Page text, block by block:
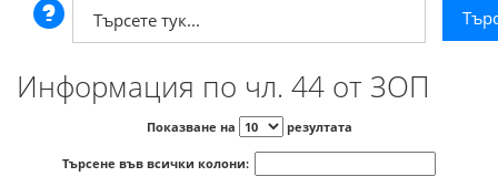
Информация по чл. 44 от ЗОП
Показване на резултата
Търсене във всички колони: